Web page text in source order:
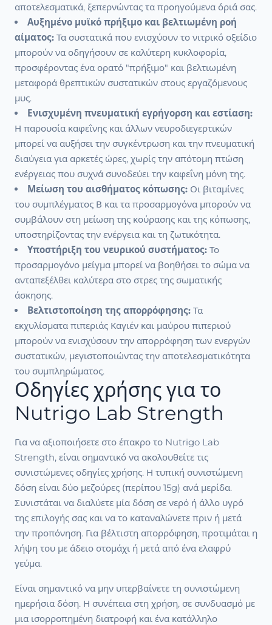
αποτελεσματικά, ξεπερνώντας τα προηγούμενα όριά σας.
Αυξημένο μυϊκό πρήξιμο και βελτιωμένη ροή
αίματος: Τα συστατικά που ενισχύουν το νιτρικό οξείδιο
μπορούν να οδηγήσουν σε καλύτερη κυκλοφορία,
προσφέροντας ένα ορατό "πρήξιμο" και βελτιωμένη
μεταφορά θρεπτικών συστατικών στους εργαζόμενους
μυς.
Ενισχυμένη πνευματική εγρήγορση και εστίαση:
Η παρουσία καφεΐνης και άλλων νευροδιεγερτικών
μπορεί να αυξήσει την συγκέντρωση και την πνευματική
διαύγεια για αρκετές ώρες, χωρίς την απότομη πτώση
ενέργειας που συχνά συνοδεύει την καφεΐνη μόνη της.
Μείωση του αισθήματος κόπωσης: Οι βιταμίνες
του συμπλέγματος Β και τα προσαρμογόνα μπορούν να
συμβάλουν στη μείωση της κούρασης και της κόπωσης,
υποστηρίζοντας την ενέργεια και τη ζωτικότητα.
Υποστήριξη του νευρικού συστήματος: Το
προσαρμογόνο μείγμα μπορεί να βοηθήσει το σώμα να
ανταπεξέλθει καλύτερα στο στρες της σωματικής
άσκησης.
Βελτιστοποίηση της απορρόφησης: Τα
εκχυλίσματα πιπεριάς Καγιέν και μαύρου πιπεριού
μπορούν να ενισχύσουν την απορρόφηση των ενεργών
συστατικών, μεγιστοποιώντας την αποτελεσματικότητα
του συμπληρώματος.
Οδηγίες χρήσης για το
Nutrigo Lab Strength
Για να αξιοποιήσετε στο έπακρο το Nutrigo Lab
Strength, είναι σημαντικό να ακολουθείτε τις
συνιστώμενες οδηγίες χρήσης. Η τυπική συνιστώμενη
δόση είναι δύο μεζούρες (περίπου 15g) ανά μερίδα.
Συνιστάται να διαλύετε μία δόση σε νερό ή άλλο υγρό
της επιλογής σας και να το καταναλώνετε πριν ή μετά
την προπόνηση. Για βέλτιστη απορρόφηση, προτιμάται η
λήψη του με άδειο στομάχι ή μετά από ένα ελαφρύ
γεύμα.
Είναι σημαντικό να μην υπερβαίνετε τη συνιστώμενη
ημερήσια δόση. Η συνέπεια στη χρήση, σε συνδυασμό με
μια ισορροπημένη διατροφή και ένα κατάλληλο